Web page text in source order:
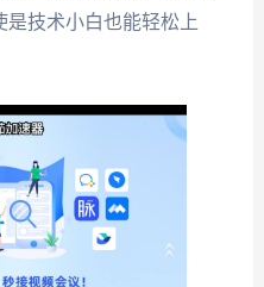
技术小白也能轻松上